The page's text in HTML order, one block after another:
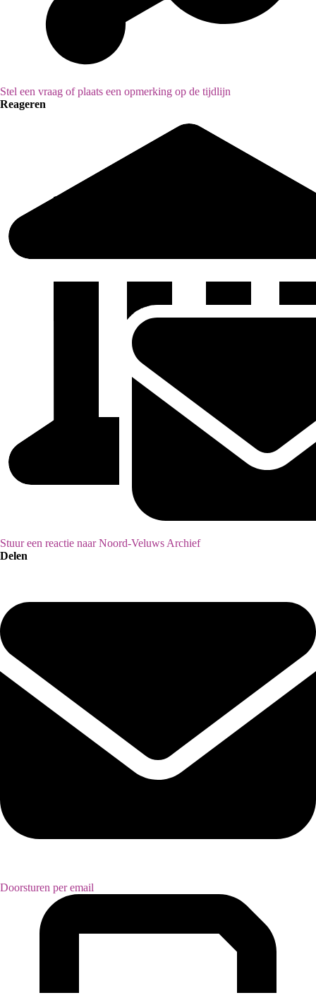
Stel een vraag of plaats een opmerking op de tijdlijn
Reageren
Stuur een reactie naar Noord-Veluws Archief
Delen
Doorsturen per email